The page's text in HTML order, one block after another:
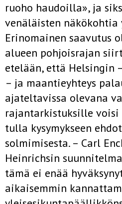
ruoho haudoilla», ja
venäläisten näkökohtia
Erinomainen saavutus
alueen pohjoisrajan
etelään, että Helsingin
– ja maantieyhteys
ajateltavissa olevana
rajantarkistuksille voisi
tulla kysymykseen
solmimisesta. – Carl
Heinrichsin
tämä ei enää
aikaisemmin